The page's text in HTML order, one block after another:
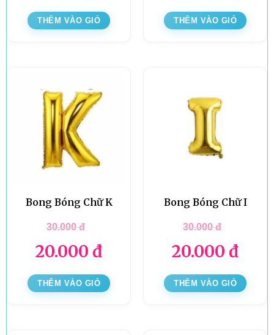
THÊM VÀO GIỎ THÊM VÀO GIỎ
Bong Bóng Chữ K
30.000đ
20.000 đ
THÊM VÀO GIỎ
Bong Bóng Chữ I
30.000đ
20.000 đ
THÊM VÀO GIỎ